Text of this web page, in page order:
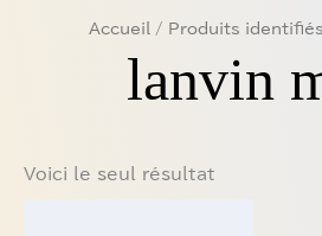
Accueil / Produits identifiés
lanvin
Voici le seul résultat